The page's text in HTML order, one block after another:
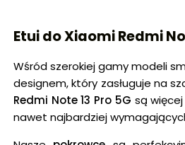
Etui do Xiaomi Redmi
Wśród szerokiej gamy modeli
designem, który zasługuje na
Redmi Note 13 Pro 5G są
nawet najbardziej